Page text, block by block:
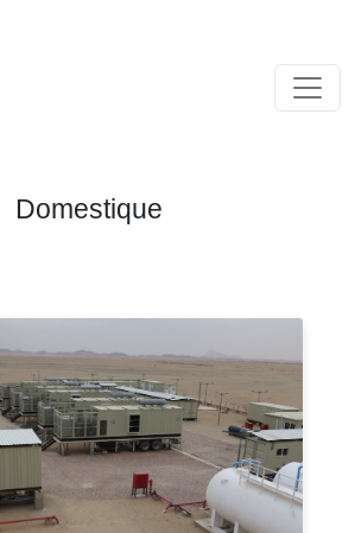
Domestique